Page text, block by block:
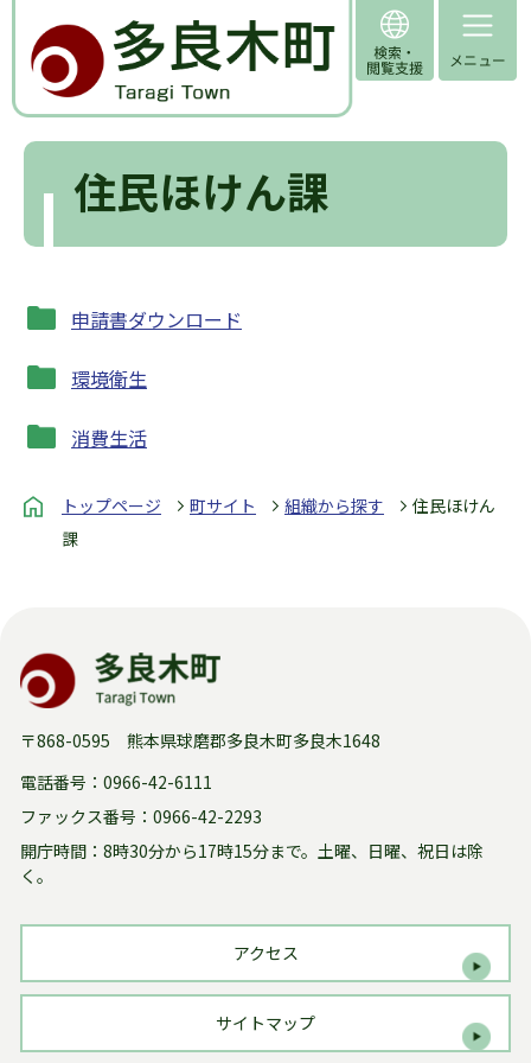
住民ほけん課
申請書ダウンロード
環境衛生
消費生活
トップページ 町サイト 組織から探す
住民ほけん
課
〒868-0595 熊本県球磨郡多良木町多良木1648
電話番号：0966-42-6111
ファックス番号：0966-42-2293
開庁時間：8時30分から17時15分まで。 土曜、日曜、祝日は除
く。
アクセス
サイトマップ